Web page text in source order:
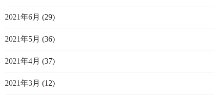
2021年6月 (29)
2021年5月 (36)
2021年4月 (37)
2021年3月 (12)